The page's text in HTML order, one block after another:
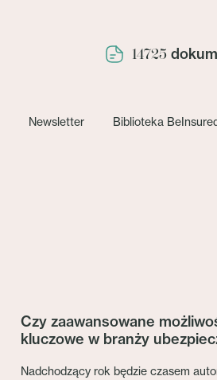
14725
Newsletter Biblioteka
Czy zaawansowane
kluczowe w branży
Nadchodzący rok będzie czasem